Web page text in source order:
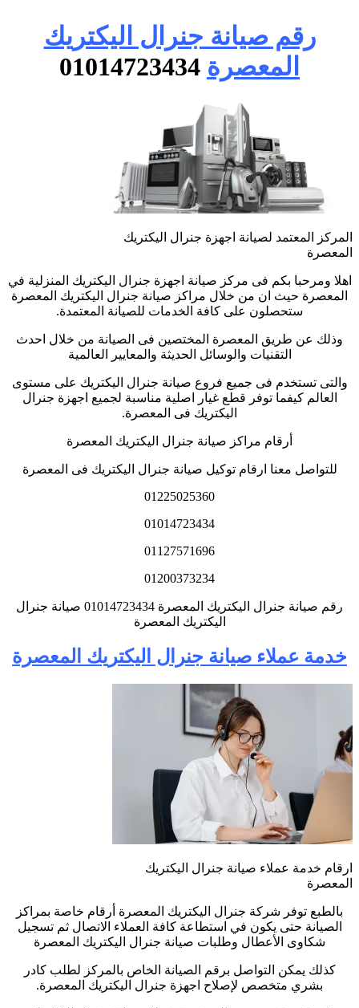
رقم صيانة جنرال اليكتريك
المعصرة
المركز المعتمد لصيانة اجهزة جنرال اليكتريك
المعصرة
اهلا ومرحبا بكم فى مركز صيانة اجهزة جنرال اليكتريك المنزلية في
المعصرة حيث ان من خلال مراكز صيانة جنرال اليكتريك المعصرة
ستحصلون على كافة الخدمات للصيانة المعتمدة.
وذلك عن طريق المعصرة المختصين فى الصيانة من خلال احدث
التقنيات والوسائل الحديثة والمعايير العالمية
والتى تستخدم فى جميع فروع صيانة جنرال اليكتريك على مستوى
العالم كيفما توفر قطع غيار اصلية مناسبة لجميع اجهزة جنرال
اليكتريك فى المعصرة.
أرقام مراكز صيانة جنرال اليكتريك المعصرة
للتواصل معنا ارقام توكيل صيانة جنرال اليكتريك فى المعصرة
01225025360
01014723434
01127571696
01200373234
رقم صيانة جنرال اليكتريك المعصرة 01014723434 صيانة جنرال
اليكتريك المعصرة
خدمة عملاء صيانة جنرال اليكتريك المعصرة
ارقام خدمة عملاء صيانة جنرال اليكتريك
المعصرة
بالطبع توفر شركة جنرال اليكتريك المعصرة أرقام خاصة بمراكز
الصيانة حتى يكون في استطاعة كافة العملاء الاتصال ثم تسجيل
شكاوى الأعطال وطلبات صيانة جنرال اليكتريك المعصرة
كذلك يمكن التواصل برقم الصيانة الخاص بالمركز لطلب كادر
بشري متخصص لإصلاح اجهزة جنرال اليكتريك المعصرة.